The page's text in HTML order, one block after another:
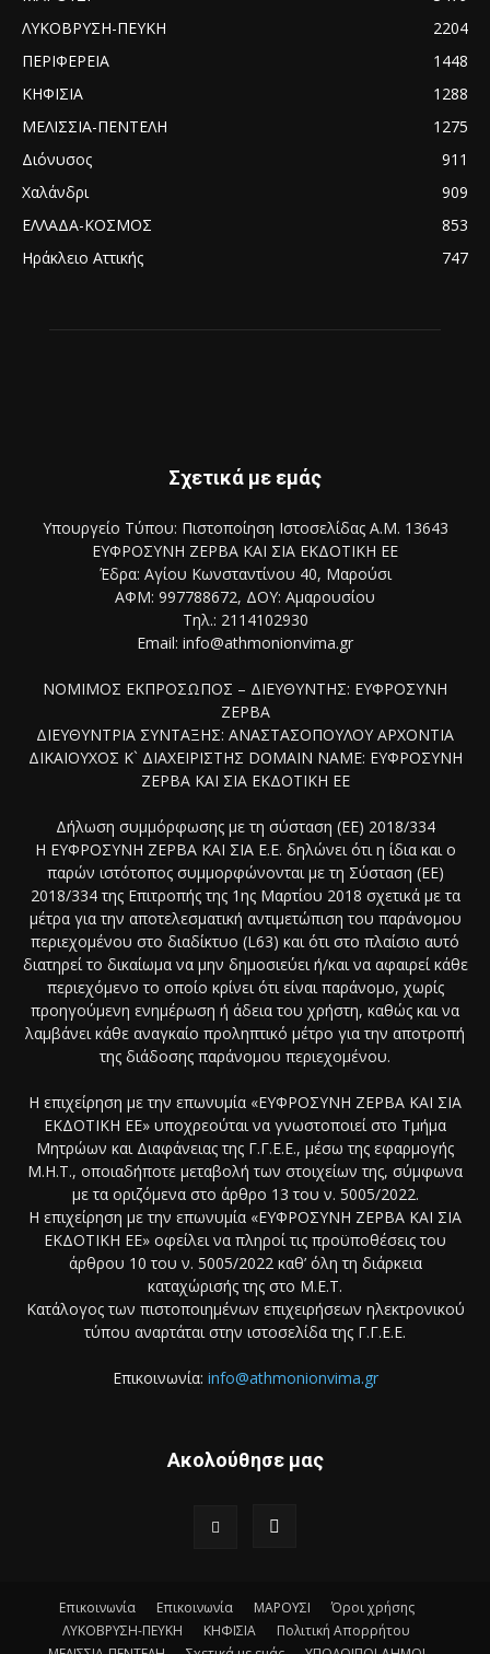
ΛΥΚΟΒΡΥΣΗ-ΠΕΥΚΗ
2204
ΠΕΡΙΦΕΡΕΙΑ
1448
ΚΗΦΙΣΙΑ
1288
ΜΕΛΙΣΣΙΑ-ΠΕΝΤΕΛΗ
1275
Διόνυσος
911
Χαλάνδρι
909
ΕΛΛΑΔΑ-ΚΟΣΜΟΣ
853
Ηράκλειο Αττικής
747
Σχετικά με εμάς
Υπουργείο Τύπου: Πιστοποίηση Ιστοσελίδας Α.Μ. 13643
ΕΥΦΡΟΣΥΝΗ ΖΕΡΒΑ ΚΑΙ ΣΙΑ ΕΚΔΟΤΙΚΗ ΕΕ
Έδρα: Αγίου Κωνσταντίνου 40, Μαρούσι
ΑΦΜ: 997788672, ΔΟΥ: Αμαρουσίου
Τηλ.: 2114102930
Email: info@athmonionvima.gr
ΝΟΜΙΜΟΣ ΕΚΠΡΟΣΩΠΟΣ – ΔΙΕΥΘΥΝΤΗΣ: ΕΥΦΡΟΣΥΝΗ
ΖΕΡΒΑ
ΔΙΕΥΘΥΝΤΡΙΑ ΣΥΝΤΑΞΗΣ: ΑΝΑΣΤΑΣΟΠΟΥΛΟΥ ΑΡΧΟΝΤΙΑ
ΔΙΚΑΙΟΥΧΟΣ Κ` ΔΙΑΧΕΙΡΙΣΤΗΣ DOMAIN NAME: ΕΥΦΡΟΣΥΝΗ
ΖΕΡΒΑ ΚΑΙ ΣΙΑ ΕΚΔΟΤΙΚΗ ΕΕ
Δήλωση συμμόρφωσης με τη σύσταση (ΕΕ) 2018/334
Η ΕΥΦΡΟΣΥΝΗ ΖΕΡΒΑ ΚΑΙ ΣΙΑ Ε.Ε. δηλώνει ότι η ίδια και ο
παρών ιστότοπος συμμορφώνονται με τη Σύσταση (ΕΕ)
2018/334 της Επιτροπής της 1ης Μαρτίου 2018 σχετικά με τα
μέτρα για την αποτελεσματική αντιμετώπιση του παράνομου
περιεχομένου στο διαδίκτυο (L63) και ότι στο πλαίσιο αυτό
διατηρεί το δικαίωμα να μην δημοσιεύει ή/και να αφαιρεί κάθε
περιεχόμενο το οποίο κρίνει ότι είναι παράνομο, χωρίς
προηγούμενη ενημέρωση ή άδεια του χρήστη, καθώς και να
λαμβάνει κάθε αναγκαίο προληπτικό μέτρο για την αποτροπή
της διάδοσης παράνομου περιεχομένου.
Η επιχείρηση με την επωνυμία «ΕΥΦΡΟΣΥΝΗ ΖΕΡΒΑ ΚΑΙ ΣΙΑ
ΕΚΔΟΤΙΚΗ ΕΕ» υποχρεούται να γνωστοποιεί στο Τμήμα
Μητρώων και Διαφάνειας της Γ.Γ.Ε.Ε., μέσω της εφαρμογής
Μ.Η.Τ., οποιαδήποτε μεταβολή των στοιχείων της, σύμφωνα
με τα οριζόμενα στο άρθρο 13 του ν. 5005/2022.
Η επιχείρηση με την επωνυμία «ΕΥΦΡΟΣΥΝΗ ΖΕΡΒΑ ΚΑΙ ΣΙΑ
ΕΚΔΟΤΙΚΗ ΕΕ» οφείλει να πληροί τις προϋποθέσεις του
άρθρου 10 του ν. 5005/2022 καθ’ όλη τη διάρκεια
καταχώρισής της στο Μ.Ε.Τ.
Κατάλογος των πιστοποιημένων επιχειρήσεων ηλεκτρονικού
τύπου αναρτάται στην ιστοσελίδα της Γ.Γ.Ε.Ε.
Επικοινωνία: info@athmonionvima.gr
Ακολούθησε μας
Επικοινωνία Επικοινωνία ΜΑΡΟΥΣΙ
Όροι χρήσης
ΛΥΚΟΒΡΥΣΗ-ΠΕΥΚΗ
ΚΗΦΙΣΙΑ
Πολιτική Απορρήτου